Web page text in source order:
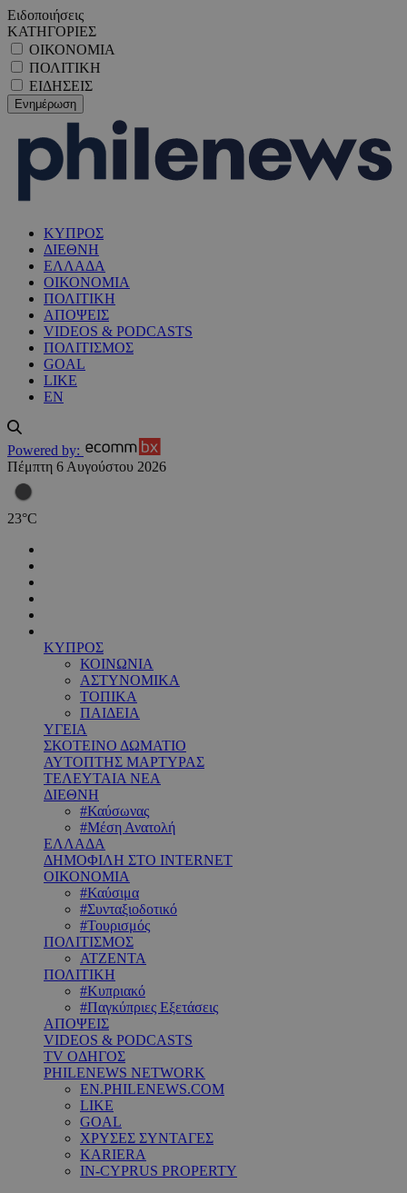
Ειδοποιήσεις
ΚΑΤΗΓΟΡΙΕΣ
ΟΙΚΟΝΟΜΙΑ
ΠΟΛΙΤΙΚΗ
ΕΙΔΗΣΕΙΣ
ΚΥΠΡΟΣ
ΔΙΕΘΝΗ
ΕΛΛΑΔΑ
ΟΙΚΟΝΟΜΙΑ
ΠΟΛΙΤΙΚΗ
ΑΠΟΨΕΙΣ
VIDEOS & PODCASTS
ΠΟΛΙΤΙΣΜΟΣ
GOAL
LIKE
EN
Powered by:
Πέμπτη 6 Αυγούστου 2026
23°C
ΚΥΠΡΟΣ
ΚΟΙΝΩΝΙΑ
ΑΣΤΥΝΟΜΙΚΑ
ΤΟΠΙΚΑ
ΠΑΙΔΕΙΑ
ΥΓΕΙΑ
ΣΚΟΤΕΙΝΟ ΔΩΜΑΤΙΟ
ΑΥΤΟΠΤΗΣ ΜΑΡΤΥΡΑΣ
ΤΕΛΕΥΤΑΙΑ ΝΕΑ
ΔΙΕΘΝΗ
#Καύσωνας
#Μέση Ανατολή
ΕΛΛΑΔΑ
ΔΗΜΟΦΙΛΗ ΣΤΟ INTERNET
ΟΙΚΟΝΟΜΙΑ
#Καύσιμα
#Συνταξιοδοτικό
#Τουρισμός
ΠΟΛΙΤΙΣΜΟΣ
ΑΤΖΕΝΤΑ
ΠΟΛΙΤΙΚΗ
#Κυπριακό
#Παγκύπριες Εξετάσεις
ΑΠΟΨΕΙΣ
VIDEOS & PODCASTS
TV ΟΔΗΓΟΣ
PHILENEWS NETWORK
EN.PHILENEWS.COM
LIKE
GOAL
ΧΡΥΣΕΣ ΣΥΝΤΑΓΕΣ
KARIERA
IN-CYPRUS PROPERTY